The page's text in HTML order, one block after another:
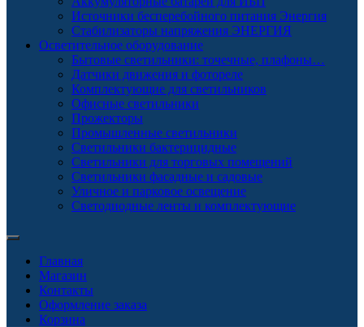
Источники бесперебойного питания Энергия
Стабилизаторы напряжения ЭНЕРГИЯ
Осветительное оборудование
Бытовые светильники: точечные, плафоны…
Датчики движения и фотореле
Комплектующие для светильников
Офисные светильники
Прожекторы
Промышленные светильники
Светильники бактерицидные
Светильники для торговых помещений
Светильники фасадные и садовые
Уличное и парковое освещение
Светодиодные ленты и комплектующие
Главная
Магазин
Контакты
Оформление заказа
Корзина